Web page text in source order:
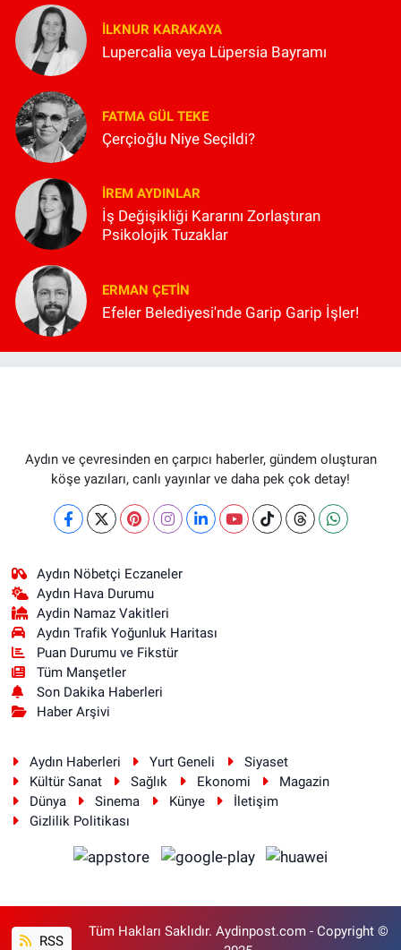
İLKNUR KARAKAYA
Lupercalia veya Lüpersia Bayramı
FATMA GÜL TEKE
Çerçioğlu Niye Seçildi?
İREM AYDINLAR
İş Değişikliği Kararını Zorlaştıran
Psikolojik Tuzaklar
ERMAN ÇETIN
Efeler Belediyesi'nde Garip Garip İşler!
Aydın ve çevresinden en çarpıcı haberler, gündem oluşturan
köşe yazıları, canlı yayınlar ve daha pek çok detay!
Aydın Nöbetçi Eczaneler
Aydın Hava Durumu
Aydin Namaz Vakitleri
Aydın Trafik Yoğunluk Haritası
Puan Durumu ve Fikstür
Tüm Manşetler
Son Dakika Haberleri
Haber Arşivi
Aydın Haberleri Yurt Geneli
Siyaset
Kültür Sanat
Sağlık Ekonomi
Magazin
Dünya
Sinema Künye
İletişim
Gizlilik Politikası
RSS
Tüm Hakları Saklıdır. Aydinpost.com - Copyright ©